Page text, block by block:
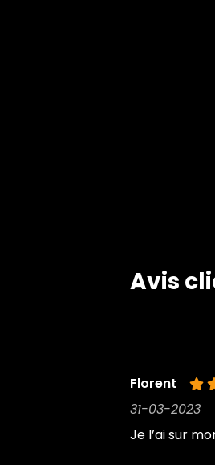
Avis
Florent
31-03-2023
Je l’ai sur